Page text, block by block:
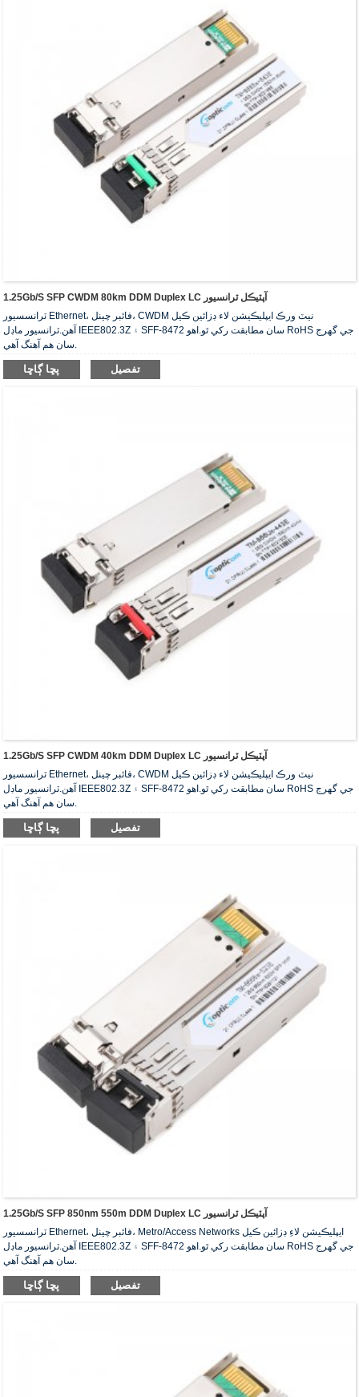
1.25Gb/s SFP CWDM 80km DDM Duplex LC آپٽيڪل ٽرانسيور
ٽرانسسيور Ethernet، فائبر چينل، CWDM نيٽ ورڪ ايپليڪيشن لاء ڊزائين ڪيل
آهن.ٽرانسيور ماڊل IEEE802.3Z ۽ SFF-8472 سان مطابقت رکي ٿو.اهو RoHS جي گهرج
سان هم آهنگ آهي.
پڇا ڳاڇا تفصيل
1.25Gb/s SFP CWDM 40km DDM Duplex LC آپٽيڪل ٽرانسيور
ٽرانسسيور Ethernet، فائبر چينل، CWDM نيٽ ورڪ ايپليڪيشن لاء ڊزائين ڪيل
آهن.ٽرانسيور ماڊل IEEE802.3Z ۽ SFF-8472 سان مطابقت رکي ٿو.اهو RoHS جي گهرج
پڇا ڳاڇا تفصيل
1.25Gb/s SFP 850nm 550m DDM Duplex LC آپٽيڪل ٽرانسيور
ٽرانسسيور Ethernet، فائبر چينل، Metro/Access Networks ايپليڪيشن لاءِ ڊزائين ڪيل
آهن.ٽرانسيور ماڊل IEEE802.3Z ۽ SFF-8472 سان مطابقت رکي ٿو.اهو RoHS جي گهرج
پڇا ڳاڇا تفصيل